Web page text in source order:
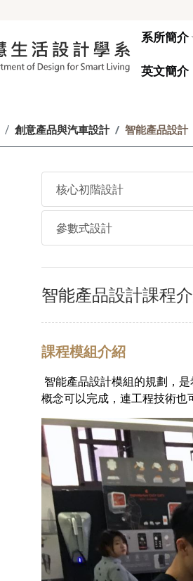
系所簡介
英文簡介
創意產品與汽車設計 智能產品設計
核心初階設計
參數式設計
智能產品設計課程
課程模組介紹
智能產品設計模組的規劃，
概念可以完成，連工程技術也